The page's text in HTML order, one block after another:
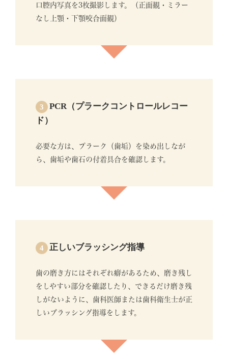
口腔内写真を3枚撮影します。（正面観・ミラー
なし上顎・下顎咬合面観）
3
PCR（プラークコントロールレコー
ド）
必要な方は、プラーク（歯垢）を染め出しなが
ら、歯垢や歯石の付着具合を確認します。
4 正しいブラッシング指導
歯の磨き方にはそれぞれ癖があるため、磨き残し
をしやすい部分を確認したり、できるだけ磨き残
しがないように、歯科医師または歯科衛生士が正
しいブラッシング指導をします。